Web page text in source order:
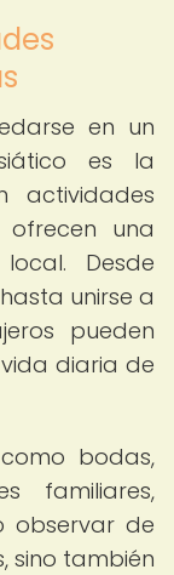
en un
es la
actividades
una
Desde
unirse a
pueden
diaria de
bodas,
familiares,
observar de
sino también